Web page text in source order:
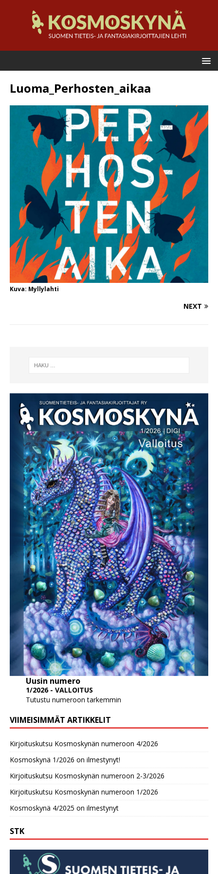
Luoma_Perhosten_aikaa
Kuva: Myllylahti
NEXT
Uusin numero
1/2026 - VALLOITUS
Tutustu numeroon tarkemmin
VIIMEISIMMÄT ARTIKKELIT
Kirjoituskutsu Kosmoskynän numeroon 4/2026
Kosmoskynä 1/2026 on ilmestynyt!
Kirjoituskutsu Kosmoskynän numeroon 2-3/2026
Kirjoituskutsu Kosmoskynän numeroon 1/2026
Kosmoskynä 4/2025 on ilmestynyt
STK